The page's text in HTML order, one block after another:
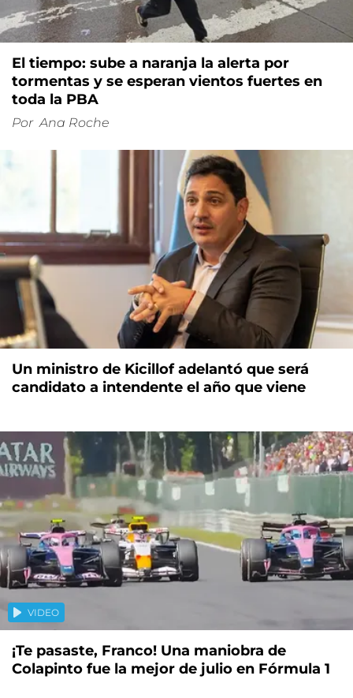
El tiempo: sube a naranja la alerta por
tormentas y se esperan vientos fuertes en
toda la PBA
Por Ana Roche
Un ministro de Kicillof adelantó que será
candidato a intendente el año que viene
VIDEO
¡Te pasaste, Franco! Una maniobra de
Colapinto fue la mejor de julio en Fórmula 1